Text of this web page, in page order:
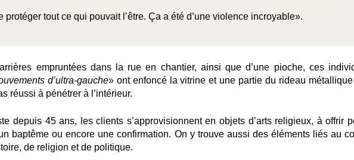
protéger tout ce qui pouvait l’être. Ça a été d’une violence incroyable».
empruntées dans la rue en chantier, ainsi que d’une pioche, ces
d’ultra-gauche» ont enfoncé la vitrine et une partie du rideau
réussi à pénétrer à l’intérieur.
depuis 45 ans, les clients s’approvisionnent en objets d’arts religieux, à offrir
baptême ou encore une confirmation. On y trouve aussi des éléments liés au
de religion et de politique.